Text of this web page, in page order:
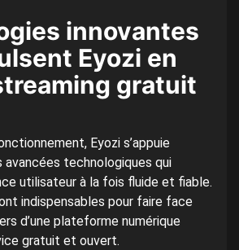
innovantes
Eyozi en
gratuit
Eyozi s’appuie
avancées technologiques qui
utilisateur à la fois fluide et fiable.
indispensables pour faire face
d’une plateforme numérique
gratuit et ouvert.